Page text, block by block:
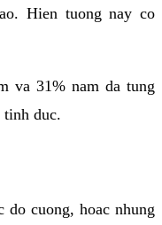
Hien tuong nay co
va 31% nam da tung
tinh duc.
do cuong, hoac nhung